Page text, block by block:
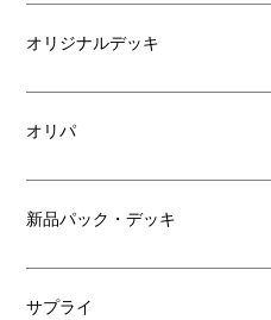
オリジナルデッキ
オリパ
新品パック・デッキ
サプライ